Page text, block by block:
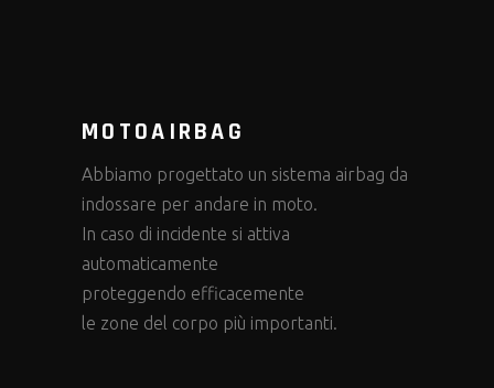
MOTOAIRBAG
Abbiamo progettato un sistema airbag da
indossare per andare in moto.
In caso di incidente si attiva
automaticamente
proteggendo efficacemente
le zone del corpo più importanti.